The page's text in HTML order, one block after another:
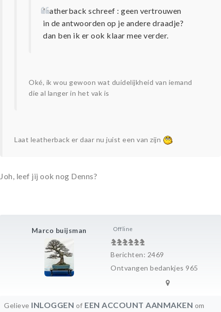
Marco buijsman Offline
Berichten: 2469
Ontvangen bedankjes 965
leatherback schreef : geen vertrouwen
in de antwoorden op je andere draadje?
dan ben ik er ook klaar mee verder.
Oké, ik wou gewoon wat duidelijkheid van iemand
die al langer in het vak is
Laat leatherback er daar nu juist een van zijn
Joh, leef jij ook nog Denns?
Gelieve INLOGGEN of EEN ACCOUNT AANMAKEN om